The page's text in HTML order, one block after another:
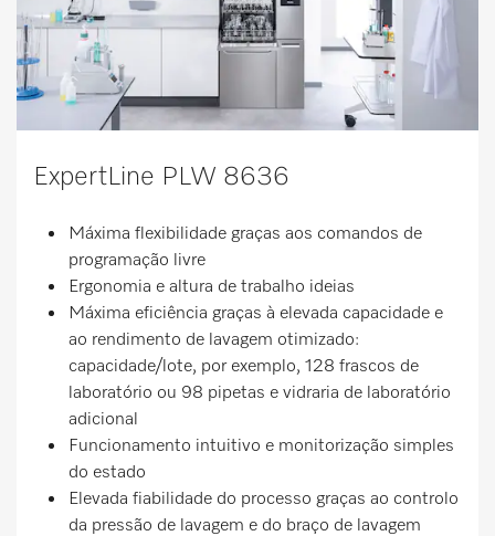
ExpertLine PLW 8636
Máxima flexibilidade graças aos comandos de
programação livre
Ergonomia e altura de trabalho ideias
Máxima eficiência graças à elevada capacidade e
ao rendimento de lavagem otimizado:
capacidade/lote, por exemplo, 128 frascos de
laboratório ou 98 pipetas e vidraria de laboratório
adicional
Funcionamento intuitivo e monitorização simples
do estado
Elevada fiabilidade do processo graças ao controlo
da pressão de lavagem e do braço de lavagem